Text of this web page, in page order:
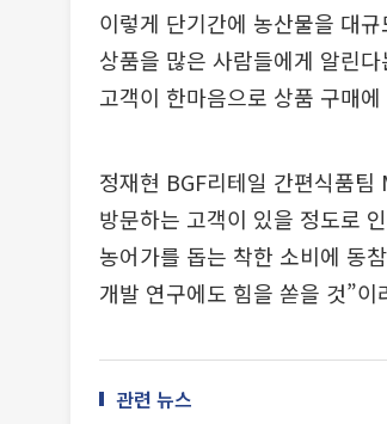
이렇게 단기간에 농산물을 대
상품을 많은 사람들에게 알린
고객이 한마음으로 상품 구매
정재현 BGF리테일 간편식품
방문하는 고객이 있을 정도로
농어가를 돕는 착한 소비에 동
개발 연구에도 힘을 쏟을 것”이
관련 뉴스